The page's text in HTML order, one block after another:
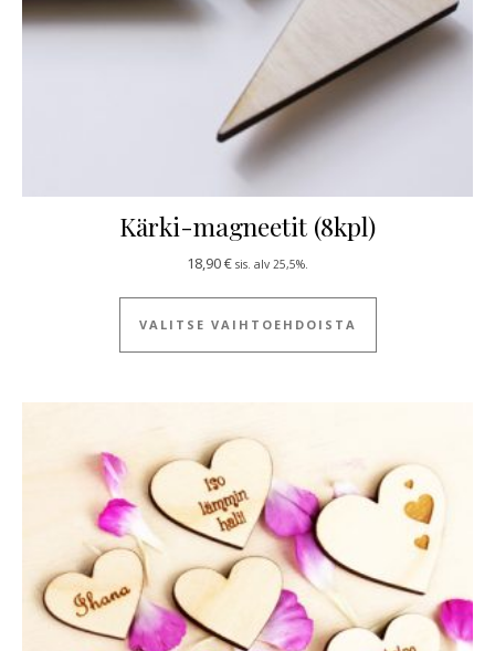
Kärki-magneetit (8kpl)
18,90€ sis. alv 25,5%.
VALITSE VAIHTOEHDOISTA
Tällä tuotteella